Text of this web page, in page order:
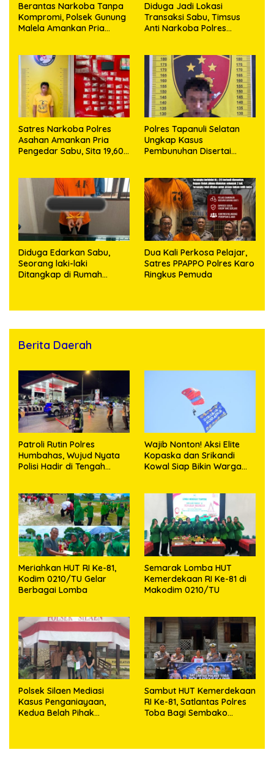
Berantas Narkoba Tanpa
Kompromi, Polsek Gunung
Malela Amankan Pria
Diduga Jadi Lokasi
Transaksi Sabu, Timsus
Anti Narkoba Polres
63,67 Gram Sabu
Satres Narkoba Polres
Asahan Amankan Pria
Pengedar Sabu, Sita 19,60
Polres Tapanuli Selatan
Ungkap Kasus
Pembunuhan Disertai
Ditangkap
Diduga Edarkan Sabu,
Seorang laki-laki
Ditangkap di Rumah
Dua Kali Perkosa Pelajar,
Satres PPAPPO Polres Karo
Ringkus Pemuda
Berita Daerah
Patroli Rutin Polres
Humbahas, Wujud Nyata
Polisi Hadir di Tengah
Wajib Nonton! Aksi Elite
Kopaska dan Srikandi
Kowal Siap Bikin Warga
Meriahkan HUT RI Ke-81,
Kodim 0210/TU Gelar
Berbagai Lomba
Semarak Lomba HUT
Kemerdekaan RI Ke-81 di
Makodim 0210/TU
Polsek Silaen Mediasi
Kasus Penganiayaan,
Kedua Belah Pihak
Sambut HUT Kemerdekaan
RI Ke-81, Satlantas Polres
Toba Bagi Sembako